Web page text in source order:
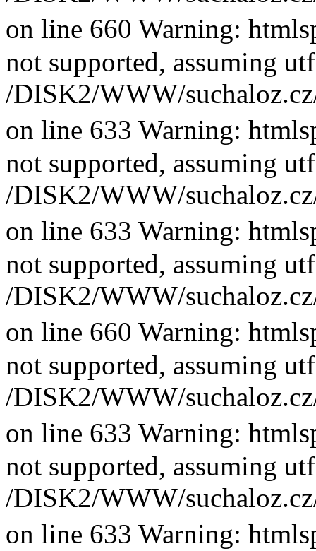
on line 660 Warning:
not supported, assuming
/DISK2/WWW/
on line 633 Warning:
not supported, assuming
/DISK2/WWW/
on line 633 Warning:
not supported, assuming
/DISK2/WWW/
on line 660 Warning:
not supported, assuming
/DISK2/WWW/
on line 633 Warning:
not supported, assuming
/DISK2/WWW/
on line 633 Warning: